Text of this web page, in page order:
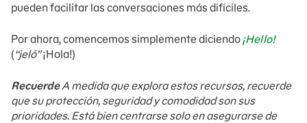
pueden facilitar las conversaciones más difíciles.
Por ahora, comencemos simplemente diciendo¡Hello!
(“jeló”¡Hola!)
RecuerdeA medida que explora estos recursos, recuerde
que su protección, seguridad y comodidad son sus
prioridades. Está bien centrarse solo en asegurarse de